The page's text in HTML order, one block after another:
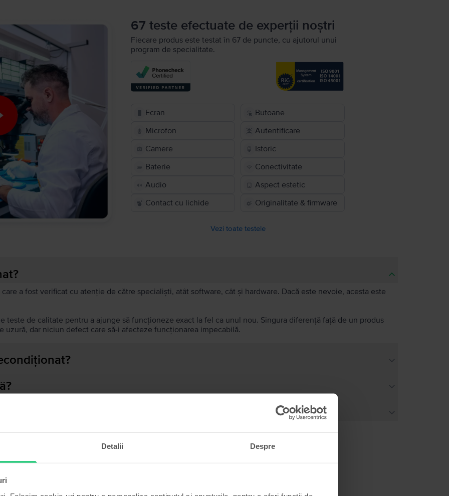
Detalii Despre
67 teste efectuate de experții noștri
Fiecare produs este testat în 67 de puncte, cu ajutorul unui
program de specialitate.
Ecran
Butoane
Microfon
Autentificare
Camere
Istoric
Baterie
Conectivitate
Audio
Aspect estetic
Contact cu lichide
Originalitate & firmware
Vezi toate testele
a fost verificat cu atenție de către specialiști, atât software, cât și hardware. Dacă este nevoie, acesta este
teste de calitate pentru a ajunge să funcționeze exact la fel ca unul nou. Singura diferență față de un produs
uzură, dar niciun defect care să-i afecteze funcționarea impecabilă.
Produse similare căutării tale